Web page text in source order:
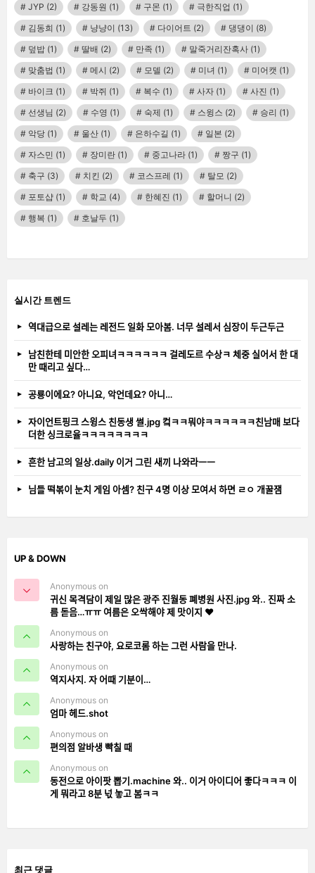
JYP (2) 강동원 (1) 구몬 (1) 극한직업 (1)
김동희 (1) 냥냥이 (13) 다이어트 (2) 댕댕이 (8)
덮밥 (1) 딸배 (2) 만족 (1) 말죽거리잔혹사 (1)
맞춤법 (1) 메시 (2) 모델 (2) 미녀 (1) 미어캣 (1)
바이크 (1) 박쥐 (1) 복수 (1) 사자 (1) 사진 (1)
선생님 (2) 수영 (1) 숙제 (1) 스윙스 (2) 승리 (1)
악당 (1) 울산 (1) 은하수길 (1) 일본 (2)
자스민 (1) 장미란 (1) 중고나라 (1) 짱구 (1)
축구 (3) 치킨 (2) 코스프레 (1) 탈모 (2)
포토샵 (1) 학교 (4) 한혜진 (1) 할머니 (2)
행복 (1) 호날두 (1)
실시간 트렌드
역대급으로 설레는 레전드 일화 모아봄. 너무 설레서 심장이 두근두근
남친한테 미안한 오피녀ㅋㅋㅋㅋㅋㅋ 걸레도르 수상ㅋ 체중 실어서 한 대
만 때리고 싶다…
공룡이에요? 아니요, 악언데요? 아니…
자이언트핑크 스윙스 친동생 썰.jpg 컼ㅋㅋ뭐야ㅋㅋㅋㅋㅋㅋ친남매 보다
더한 싱크로율ㅋㅋㅋㅋㅋㅋㅋㅋ
흔한 남고의 일상.daily 이거 그린 새끼 나와라ㅡㅡ
님들 떡볶이 눈치 게임 아셈? 친구 4명 이상 모여서 하면 ㄹㅇ 개꿀잼
UP & DOWN
Anonymous on
귀신 목격담이 제일 많은 광주 진월동 폐병원 사진.jpg 와.. 진짜 소
름 돋음…ㅠㅠ 여름은 오싹해야 제 맛이지 ❤️
Anonymous on
사랑하는 친구야, 요로코롬 하는 그런 사람을 만나.
Anonymous on
역지사지. 자 어때 기분이…
Anonymous on
엄마 헤드.shot
Anonymous on
편의점 알바생 빡칠 때
Anonymous on
동전으로 아이팟 뽑기.machine 와.. 이거 아이디어 좋다ㅋㅋㅋ 이
게 뭐라고 8분 넋 놓고 봄ㅋㅋ
최근 댓글